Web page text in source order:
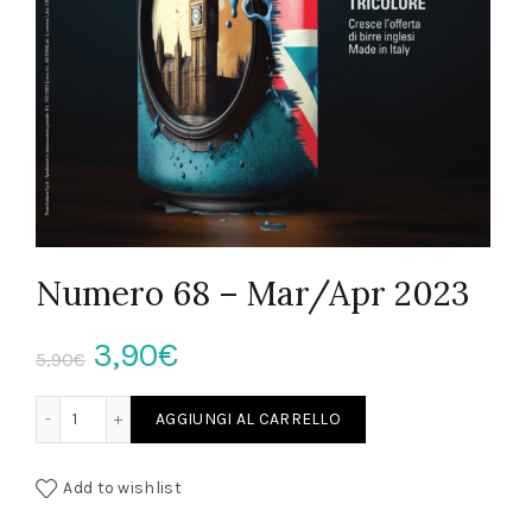
Numero 68 – Mar/Apr 2023
5,90€ Il
prezzo
3,90€Il
prezzo
AGGIUNGI AL CARRELLO
Add to wishlist